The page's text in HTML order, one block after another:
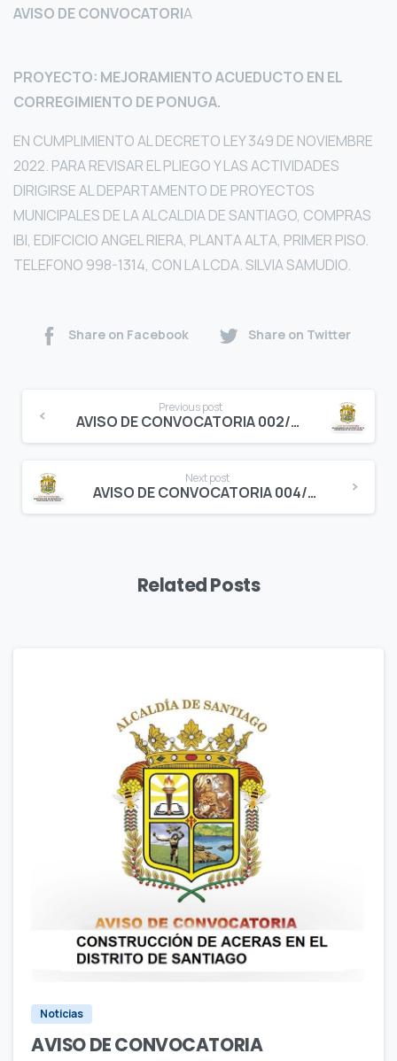
AVISO DE CONVOCATORIA
PROYECTO: MEJORAMIENTO ACUEDUCTO EN EL
CORREGIMIENTO DE PONUGA.
EN CUMPLIMIENTO AL DECRETO LEY 349 DE NOVIEMBRE
2022. PARA REVISAR EL PLIEGO Y LAS ACTIVIDADES
DIRIGIRSE AL DEPARTAMENTO DE PROYECTOS
MUNICIPALES DE LA ALCALDIA DE SANTIAGO, COMPRAS
IBI, EDIFCICIO ANGEL RIERA, PLANTA ALTA, PRIMER PISO.
TELEFONO 998-1314, CON LA LCDA. SILVIA SAMUDIO.
Share on Facebook Share on Twitter
Reading
Previous post
AVISO DE CONVOCATORIA 002/2024
Next post
AVISO DE CONVOCATORIA 004/2024
Related Posts
0 4
Noticias
AVISO DE CONVOCATORIA